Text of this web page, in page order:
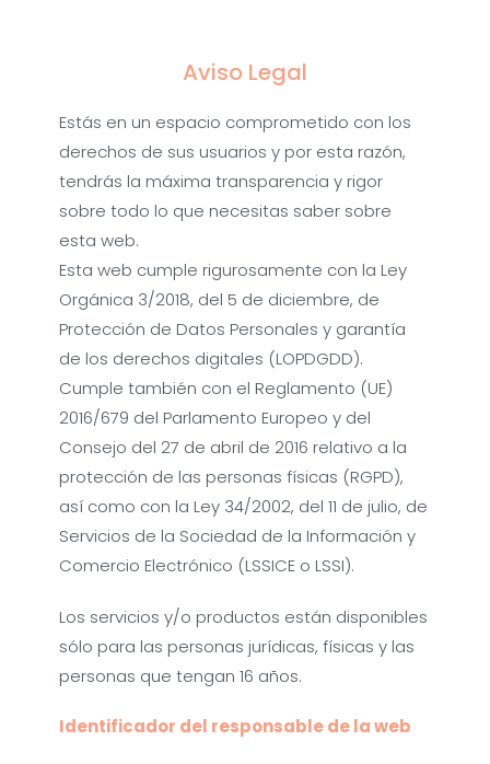
Aviso Legal
Estás en un espacio comprometido con los
derechos de sus usuarios y por esta razón,
tendrás la máxima transparencia y rigor
sobre todo lo que necesitas saber sobre
esta web.
Esta web cumple rigurosamente con la Ley
Orgánica 3/2018, del 5 de diciembre, de
Protección de Datos Personales y garantía
de los derechos digitales (LOPDGDD).
Cumple también con el Reglamento (UE)
2016/679 del Parlamento Europeo y del
Consejo del 27 de abril de 2016 relativo a la
protección de las personas físicas (RGPD),
así como con la Ley 34/2002, del 11 de julio, de
Servicios de la Sociedad de la Información y
Comercio Electrónico (LSSICE o LSSI).
Los servicios y/o productos están disponibles
sólo para las personas jurídicas, físicas y las
personas que tengan 16 años.
Identificador del responsable de la web